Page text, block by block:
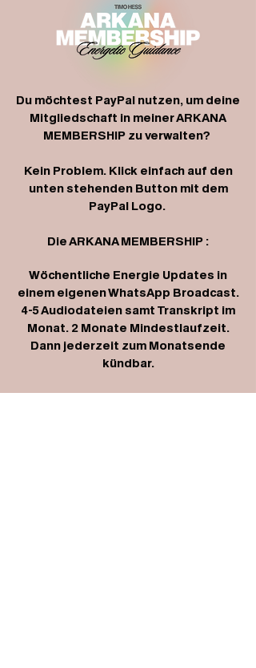
Du möchtest PayPal nutzen, um deine
Mitgliedschaft in meiner ARKANA
MEMBERSHIP zu verwalten?
Kein Problem. Klick einfach auf den
unten stehenden Button mit dem
PayPal Logo.
Die ARKANA MEMBERSHIP :
Wöchentliche Energie Updates in
einem eigenen WhatsApp Broadcast.
4-5 Audiodateien samt Transkript im
Monat. 2 Monate Mindestlaufzeit.
Dann jederzeit zum Monatsende
kündbar.